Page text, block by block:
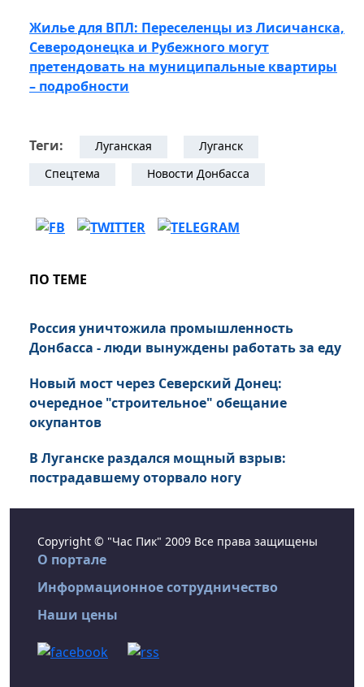
Жилье для ВПЛ: Переселенцы из Лисичанска,
Северодонецка и Рубежного могут
претендовать на муниципальные квартиры
– подробности
Теги: Луганская
Луганск
Спецтема
Новости Донбасса
ПО ТЕМЕ
Россия уничтожила промышленность
Донбасса - люди вынуждены работать за еду
Новый мост через Северский Донец:
очередное "строительное" обещание
окупантов
В Луганске раздался мощный взрыв:
пострадавшему оторвало ногу
Copyright © "Час Пик" 2009 Все права защищены
О портале
Информационное сотрудничество
Наши цены